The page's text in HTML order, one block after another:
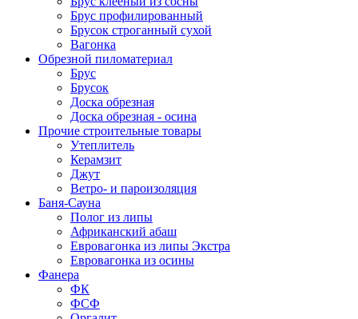
Брус профилированный
Брусок строганный сухой
Вагонка
Обрезной пиломатериал
Брус
Брусок
Доска обрезная
Доска обрезная - осина
Прочие строительные товары
Утеплитель
Керамзит
Джут
Ветро- и пароизоляция
Баня-Сауна
Полог из липы
Африканский абаш
Евровагонка из липы Экстра
Евровагонка из осины
Фанера
ФК
ФСФ